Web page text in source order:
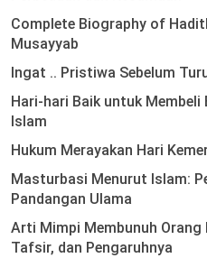
Complete Biography of
Musayyab
Ingat .. Pristiwa Sebelum
Hari-hari Baik untuk
Islam
Hukum Merayakan Hari
Masturbasi Menurut Islam:
Pandangan Ulama
Arti Mimpi Membunuh Orang
Tafsir, dan Pengaruhnya